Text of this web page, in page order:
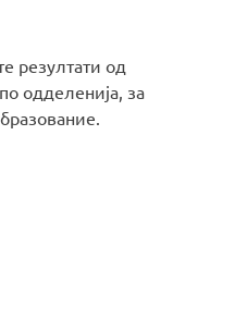
резултати од
одделенија, за